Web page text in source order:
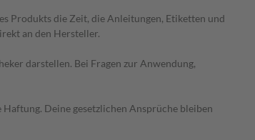
Produkts die Zeit, die Anleitungen, Etiketten und
an den Hersteller.
darstellen. Bei Fragen zur Anwendung,
Deine gesetzlichen Ansprüche bleiben